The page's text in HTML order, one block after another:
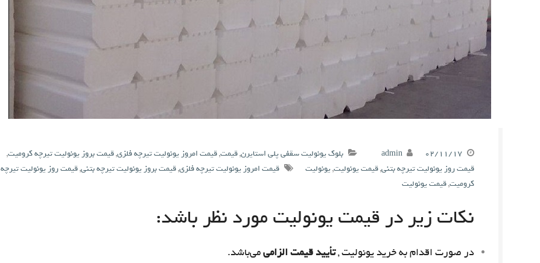
۰۲/۱۱/۱۷ admin بلوک یونولیت سقفی پلی استایرن,قیمت,قیمت امروز یونولیت تیرچه فلزی,قیمت بروز یونولیت تیرچه کرومیت,
قیمت روز یونولیت تیرچه بتنی,قیمت یونولیت,یونولیت قیمت امروز یونولیت تیرچه فلزی,قیمت بروز یونولیت تیرچه بتنی,قیمت روز یونولیت تیرچه
کرومیت,قیمت یونولیت
نکات زیر در قیمت یونولیت مورد نظر باشد:
در صورت اقدام به خرید یونولیت ,تأیید قیمت الزامیمی‌باشد.